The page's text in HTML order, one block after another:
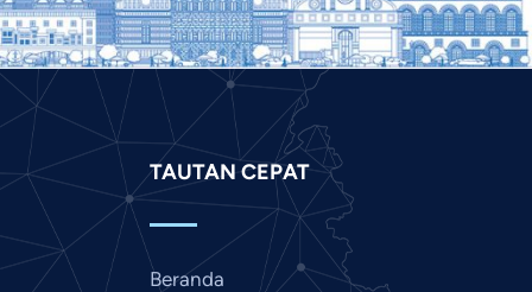
TAUTAN CEPAT
Beranda
Finnish
French
German
Gujarati
Hindi
Japanese
Kannada